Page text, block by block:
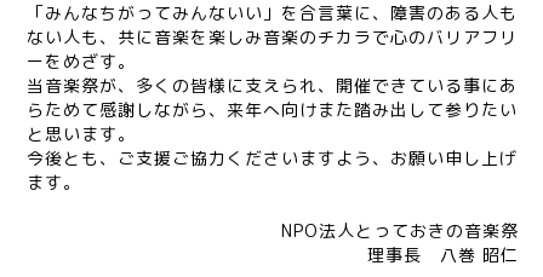
「みんなちがってみんないい」を合言葉に、障害のある人も
ない人も、共に音楽を楽しみ音楽のチカラで心のバリアフリ
ーをめざす。
当音楽祭が、多くの皆様に支えられ、開催できている事にあ
らためて感謝しながら、来年へ向けまた踏み出して参りたい
と思います。
今後とも、ご支援ご協力くださいますよう、お願い申し上げ
ます。
NPO法人とっておきの音楽祭
理事長 八巻 昭仁